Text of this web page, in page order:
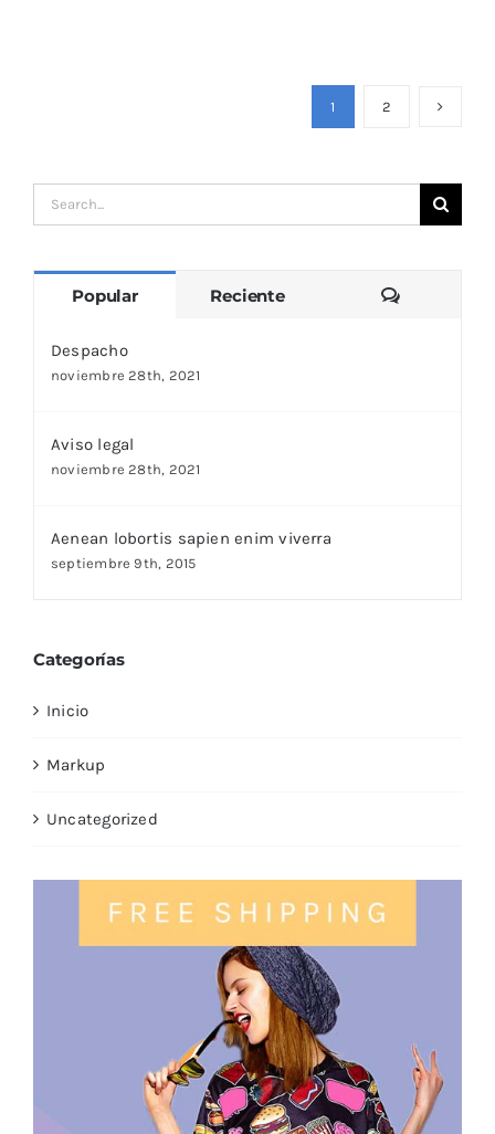
1 2
Search
for:
Popular Reciente
Despacho
noviembre 28th, 2021
Aviso legal
noviembre 28th, 2021
Aenean lobortis sapien enim viverra
septiembre 9th, 2015
Categorías
Inicio
Markup
Uncategorized